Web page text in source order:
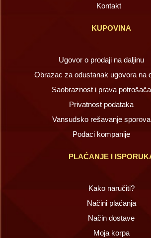
Kontakt
KUPOVINA
Ugovor o prodaji na daljinu
Obrazac za odustanak ugovora na
Saobraznost i prava potrošača
Privatnost podataka
Vansudsko rešavanje sporova
Podaci kompanije
PLAĆANJE I
Kako naručiti?
Načini plaćanja
Način dostave
Moja korpa